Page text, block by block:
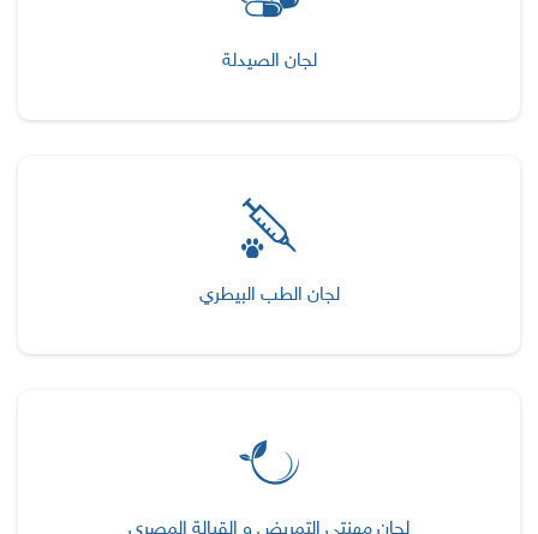
لجان الصيدلة
لجان الطب البيطري